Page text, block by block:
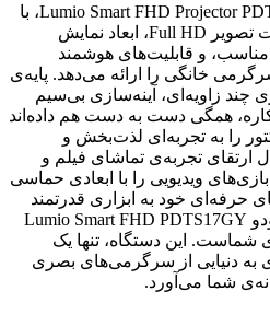
ویدی پروژکتور پرودو Lumio Smart FHD Projector PDTS17GY، با
ارائه‌ی ترکیبی بی‌نظیر از کیفیت تصویر Full HD، ابعاد نمایش
روشنایی مناسب، و قابلیت‌های هوشمند
از سرگرمی خانگی را ارائه می‌دهد. پایه‌ی
چند زاویه‌ای، آینه‌سازی بی‌سیم
همگی دست به دست هم داده‌اند
را به تجربه‌ای لذت‌بخش و
ارتقای تجربه‌ی تماشای فیلم و
ویدیویی را با ابعادی حماسی
حرفه‌ای خود به ابزاری قدرتمند
نیاز داشته باشید، پروژکتور پرودو Lumio Smart FHD PDTS17GY
شماست. این دستگاه، تنها یک
به دنیایی از سرگرمی‌های بصری
شما می‌آورد.